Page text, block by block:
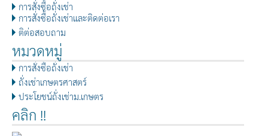
การสั่งซื้อถั่งเช่า
การสั่งซื้อถั่งเช่าและติดต่อเรา
ติต่อสอบถาม
หมวดหมู่
การสั่งซื้อถั่งเช่า
ถั่งเช่าเกษตรศาสตร์
ประโยชน์ถั่งเช่าม.เกษตร
คลิก !!